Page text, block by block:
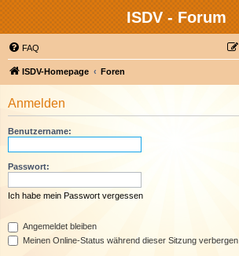
ISDV - Forum
FAQ
ISDV-Homepage Foren
Anmelden
Benutzername:
Passwort:
Ich habe mein Passwort vergessen
Angemeldet bleiben
Meinen Online-Status während dieser Sitzung verbergen